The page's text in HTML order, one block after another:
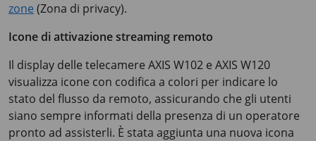
zone (Zona di privacy).
Icone di attivazione streaming remoto
Il display delle telecamere AXIS W102 e AXIS W120
visualizza icone con codifica a colori per indicare lo
stato del flusso da remoto, assicurando che gli utenti
siano sempre informati della presenza di un operatore
pronto ad assisterli. È stata aggiunta una nuova icona